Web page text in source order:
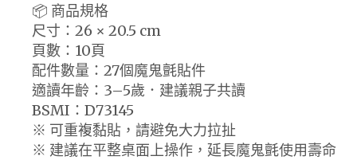
📦 商品規格
尺寸：26 × 20.5 cm
頁數：10頁
配件數量：27個魔鬼氈貼件
適讀年齡：3–5歲．建議親子共讀
BSMI：D73145
※ 可重複黏貼，請避免大力拉扯
※ 建議在平整桌面上操作，延長魔鬼氈使用壽命